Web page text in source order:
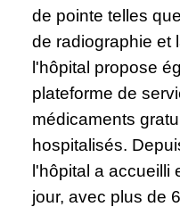
de pointe telles
de radiographie et
l'hôpital propose
plateforme de
médicaments
hospitalisés.
l'hôpital a accueilli
jour, avec plus de